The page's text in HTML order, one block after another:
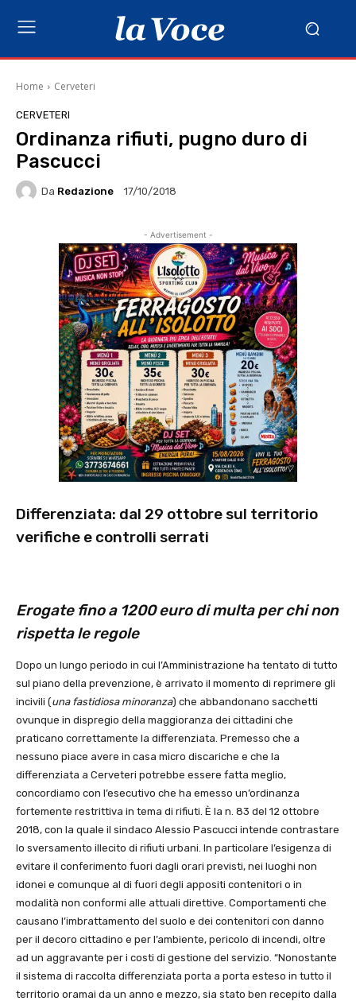
Home Cerveteri
CERVETERI
Ordinanza rifiuti, pugno duro di
Pascucci
Da Redazione 17/10/2018
- Advertisement -
Differenziata: dal 29 ottobre sul territorio
verifiche e controlli serrati
Erogate fino a 1200 euro di multa per chi non
rispetta le regole
Dopo un lungo periodo in cui l’Amministrazione ha tentato di tutto
sul piano della prevenzione, è arrivato il momento di reprimere gli
incivili (una fastidiosa minoranza) che abbandonano sacchetti
ovunque in dispregio della maggioranza dei cittadini che
praticano correttamente la differenziata. Premesso che a
nessuno piace avere in casa micro discariche e che la
differenziata a Cerveteri potrebbe essere fatta meglio,
concordiamo con l’esecutivo che ha emesso un’ordinanza
fortemente restrittiva in tema di rifiuti. È la n. 83 del 12 ottobre
2018, con la quale il sindaco Alessio Pascucci intende contrastare
lo sversamento illecito di rifiuti urbani. In particolare l’esigenza di
evitare il conferimento fuori dagli orari previsti, nei luoghi non
idonei e comunque al di fuori degli appositi contenitori o in
modalità non conformi alle attuali direttive. Comportamenti che
causano l’imbrattamento del suolo e dei contenitori con danno
per il decoro cittadino e per l’ambiente, pericolo di incendi, oltre
ad un aggravante per i costi di gestione del servizio. “Nonostante
il sistema di raccolta differenziata porta a porta esteso in tutto il
territorio oramai da un anno e mezzo, sia stato ben recepito dalla